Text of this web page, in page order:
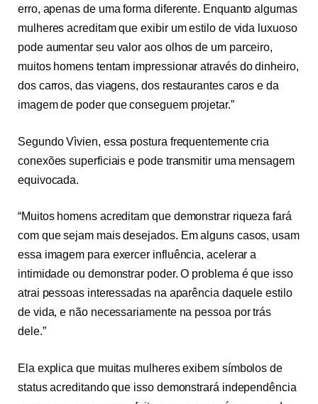
erro, apenas de uma forma diferente. Enquanto algumas
mulheres acreditam que exibir um estilo de vida luxuoso
pode aumentar seu valor aos olhos de um parceiro,
muitos homens tentam impressionar através do dinheiro,
dos carros, das viagens, dos restaurantes caros e da
imagem de poder que conseguem projetar.”
Segundo Vìvien, essa postura frequentemente cria
conexões superficiais e pode transmitir uma mensagem
equivocada.
“Muitos homens acreditam que demonstrar riqueza fará
com que sejam mais desejados. Em alguns casos, usam
essa imagem para exercer influência, acelerar a
intimidade ou demonstrar poder. O problema é que isso
atrai pessoas interessadas na aparência daquele estilo
de vida, e não necessariamente na pessoa por trás
dele.”
Ela explica que muitas mulheres exibem símbolos de
status acreditando que isso demonstrará independência